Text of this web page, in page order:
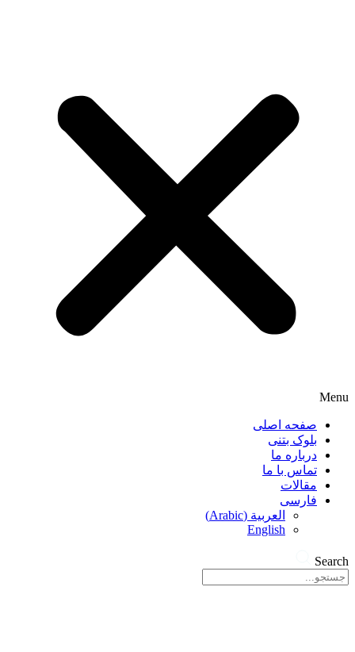
Menu
صفحه اصلی
بلوک بتنی
درباره ما
تماس با ما
مقالات
فارسی
العربية (
Arabic
)
English
Search